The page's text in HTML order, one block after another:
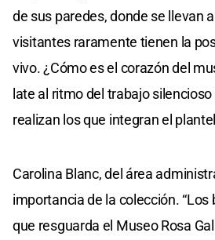
de sus paredes, donde se llevan
visitantes raramente tienen la
vivo. ¿Cómo es el corazón del
late al ritmo del trabajo
realizan los que integran el
Carolina Blanc, del área
importancia de la colección.
que resguarda el Museo Rosa